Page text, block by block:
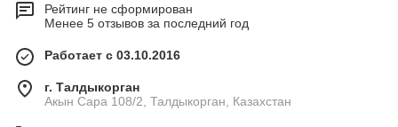
Рейтинг не сформирован
Менее 5 отзывов за последний год
Работает с 03.10.2016
г. Талдыкорган
Акын Сара 108/2, Талдыкорган, Казахстан